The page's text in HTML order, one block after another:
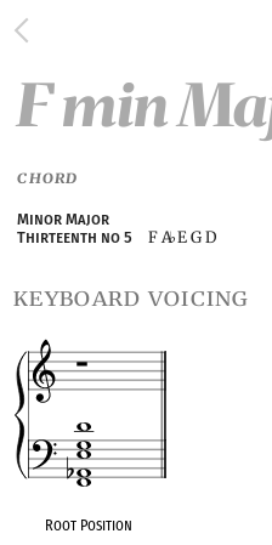
F min
CHORD
Minor Major
Thirteenth no 5
F A♭E G D
keyboard voicing
Root Position